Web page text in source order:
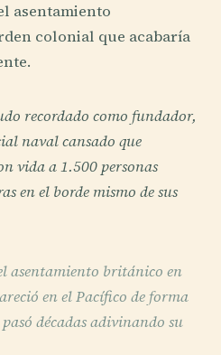
asentamiento
colonial que acabaría
recordado como fundador,
naval cansado que
vida a 1.500 personas
en el borde mismo de sus
asentamiento británico en
en el Pacífico de forma
décadas adivinando su